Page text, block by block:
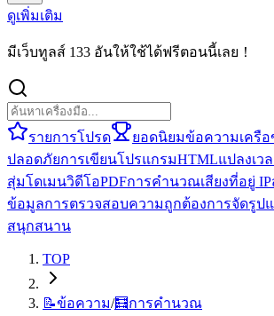
ดูเพิ่มเติม
มีเว็บทูลส์ 133 อันให้ใช้ได้ฟรีตอนนี้เลย！
รายการโปรด ยอดนิยมข้อความเครื
ปลอดภัยการเขียนโปรแกรมHTMLแปลงเว
สุ่มโดเมนวิดีโอPDFการคำนวณเสียงที่อยู่ IP
ข้อมูลการตรวจสอบความถูกต้องการจัดรูป
สนุกสนาน
TOP
📝ข้อความ/🧮การคำนวณ